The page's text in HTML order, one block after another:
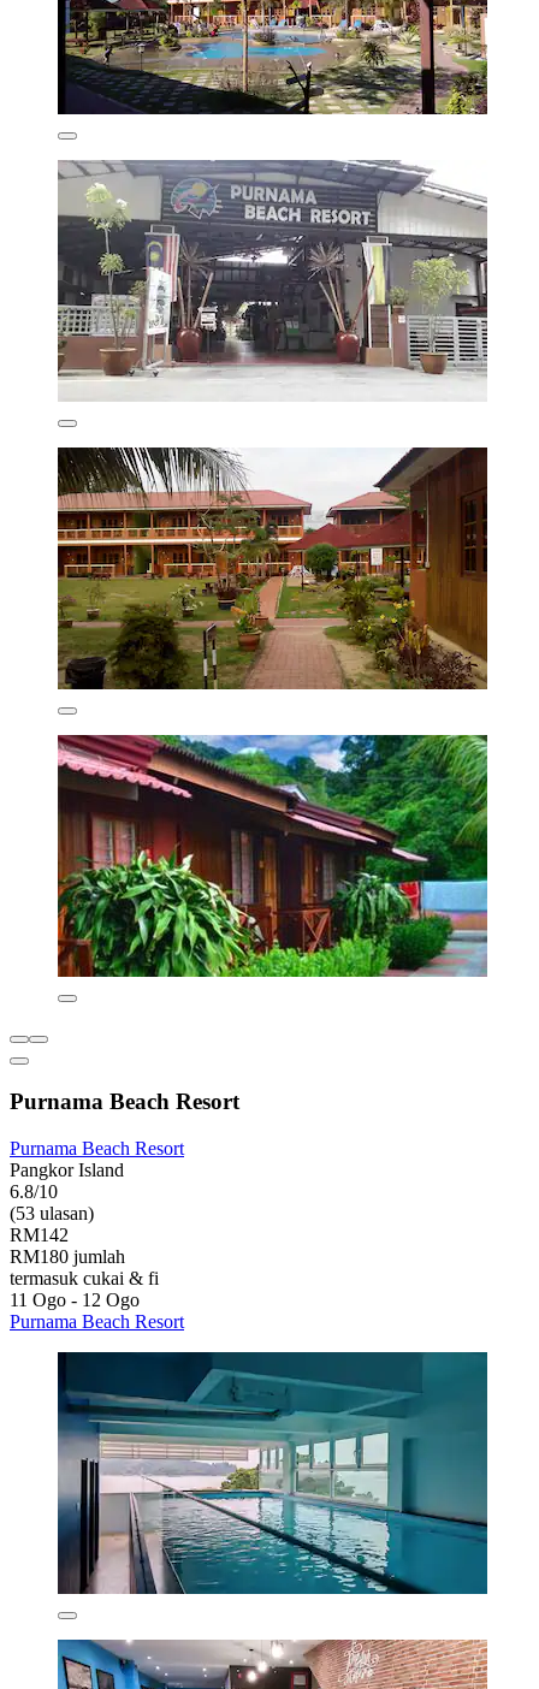
Purnama Beach Resort
Purnama Beach Resort
Pangkor Island
6.8/10
(53 ulasan)
RM142
RM180 jumlah
termasuk cukai & fi
11 Ogo - 12 Ogo
Purnama Beach Resort